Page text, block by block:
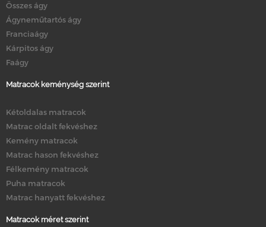
Összes ágy
Ágyneműtartós ágy
Franciaágy
Kárpitos ágy
Faágy
Matracok keménység szerint
Kétoldalas matracok
Matrac oldalt fekvéshez
Kemény matracok
Matrac hason fekvéshez
Félkemény matracok
Puha matracok
Matrac hanyatt fekvéshez
Matracok méret szerint